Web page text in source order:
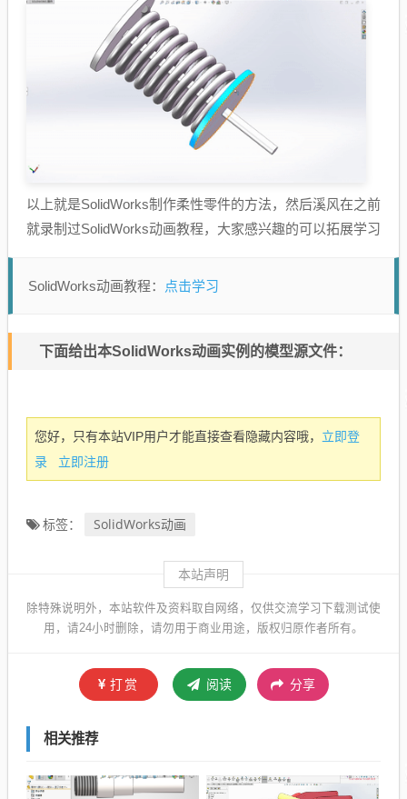
以上就是SolidWorks制作柔性零件的方法，然后溪风在之前
就录制过SolidWorks动画教程，大家感兴趣的可以拓展学习
SolidWorks动画教程： 点击学习
下面给出本SolidWorks动画实例的模型源文件：
您好，只有本站VIP用户才能直接查看隐藏内容哦， 立即登
录
立即注册
标签： SolidWorks动画
本站声明
除特殊说明外，本站软件及资料取自网络，仅供交流学习下载测试使
用，请24小时删除，请勿用于商业用途，版权归原作者所有。
打赏 阅读 分享
相关推荐